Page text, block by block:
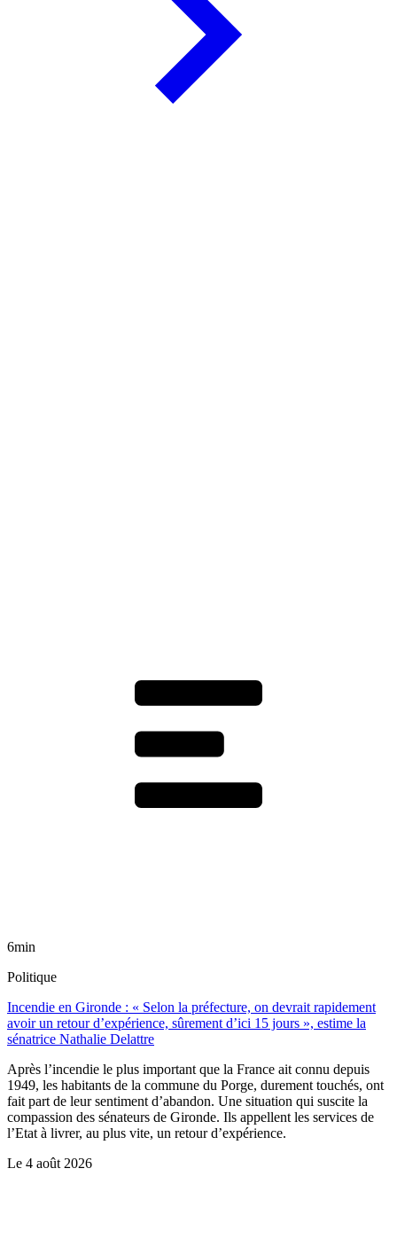
6min
Politique
Incendie en Gironde : « Selon la préfecture, on devrait rapidement
avoir un retour d’expérience, sûrement d’ici 15 jours », estime la
sénatrice Nathalie Delattre
Après l’incendie le plus important que la France ait connu depuis
1949, les habitants de la commune du Porge, durement touchés, ont
fait part de leur sentiment d’abandon. Une situation qui suscite la
compassion des sénateurs de Gironde. Ils appellent les services de
l’Etat à livrer, au plus vite, un retour d’expérience.
Le 4 août 2026